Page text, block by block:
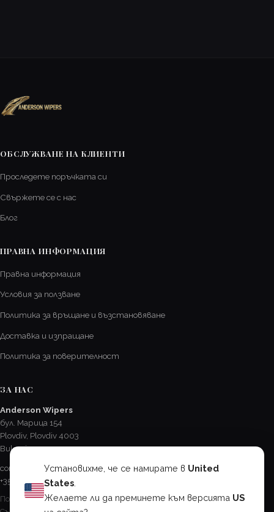
Установихме, че се намирате в United
States
Желаете ли да преминете към версията US
ОБСЛУЖВАНЕ НА КЛИЕНТИ
Проследете поръчката си
Свържете се с нас
Блог
ПРАВНА ИНФОРМАЦИЯ
Правна информация
Условия за ползване
Политика за връщане и възстановяване
Доставка и изпращане
Политика за поверителност
ЗА НАС
Anderson Wipers
бул. Марица 154
Plovdiv, Plovdiv 4003
Bulgaria
contact@AndersonChevroletCA.com
+359 32 625 417
Пон - Пет / 8:15 - 17:00